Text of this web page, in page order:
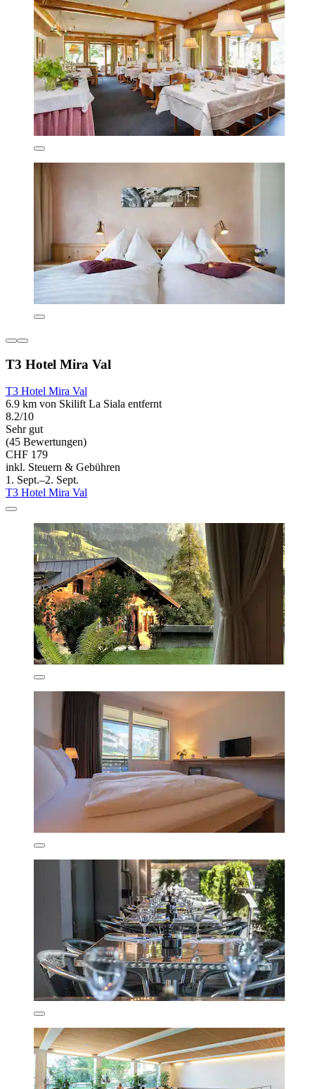
T3 Hotel Mira Val
T3 Hotel Mira Val
6.9 km von Skilift La Siala entfernt
8.2/10
Sehr gut
(45 Bewertungen)
CHF 179
inkl. Steuern & Gebühren
1. Sept.–2. Sept.
T3 Hotel Mira Val